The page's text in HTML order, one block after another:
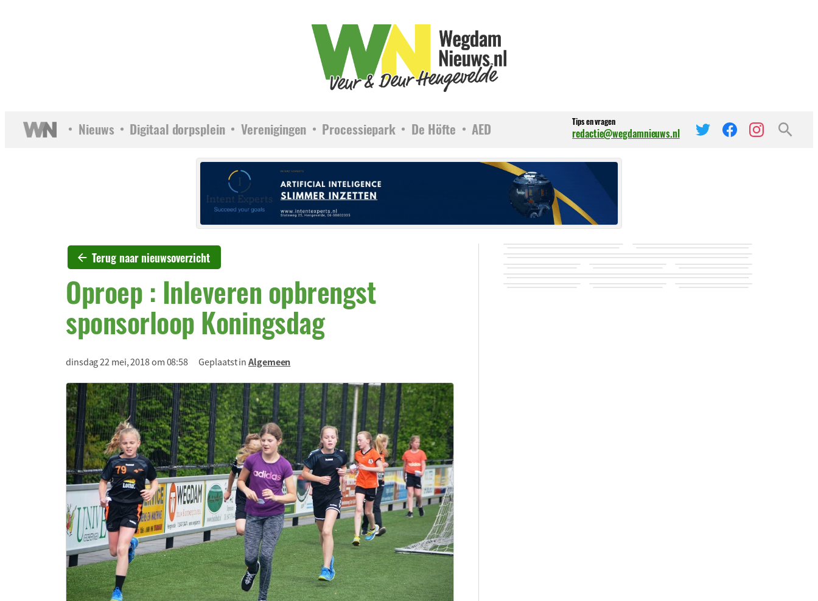
Nieuws Digitaal dorpsplein Verenigingen Processiepark De Höfte AED Tips en vragen
redactie@wegdamnieuws.nl
Terug naar nieuwsoverzicht
Oproep : Inleveren opbrengst
sponsorloop Koningsdag
dinsdag 22 mei, 2018 om 08:58 Geplaatst inAlgemeen